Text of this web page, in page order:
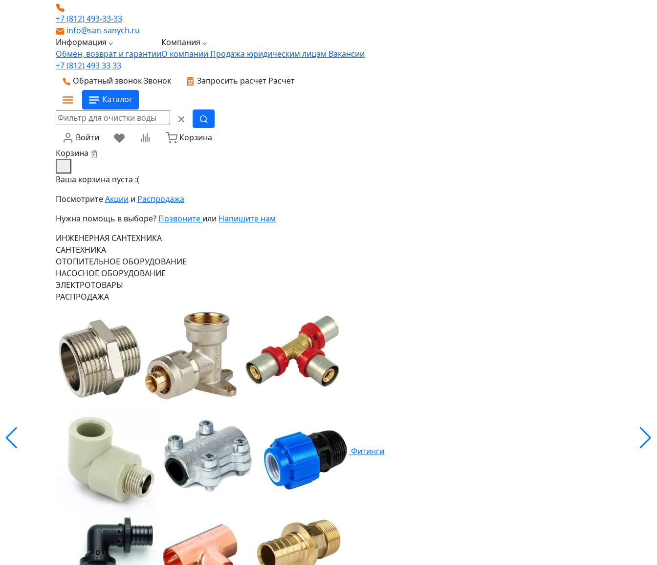
+7 (812) 493-33-33
info@san-sanych.ru
Информация
Обмен, возврат и гарантии
Компания
О компании Продажа юридическим лицам Вакансии
+7 (812) 493 33 33
Обратный звонокЗвонок Запросить расчёт Расчёт
Каталог
Войти
Корзина
Корзина
Ваша корзина пуста :(
ПосмотритеАкции и Распродажа
Нужна помощь в выборе? Позвоните или Напишите нам
ИНЖЕНЕРНАЯ САНТЕХНИКА
САНТЕХНИКА
ОТОПИТЕЛЬНОЕ ОБОРУДОВАНИЕ
НАСОСНОЕ ОБОРУДОВАНИЕ
ЭЛЕКТРОТОВАРЫ
РАСПРОДАЖА
Фитинги